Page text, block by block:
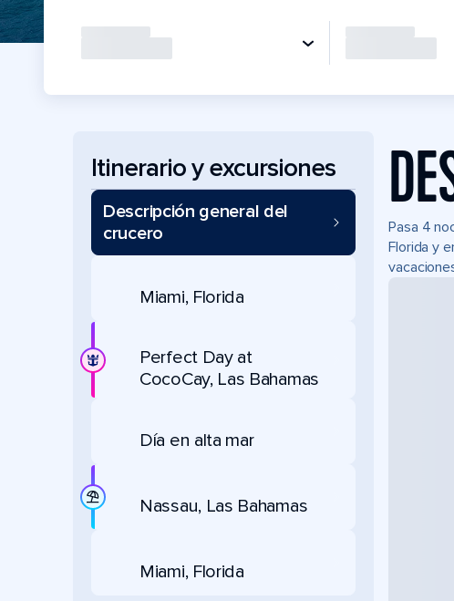
Itinerario y excursiones
Descripción general del
crucero
Miami, Florida
Perfect Day at
CocoCay, Las Bahamas
Día en alta mar
Nassau, Las Bahamas
Miami, Florida
Pasa 4
Florida y